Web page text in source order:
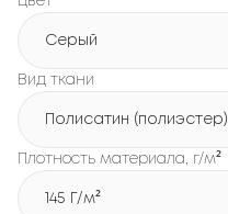
Серый
Вид ткани
Полисатин (полиэстер)
Плотность материала, г/м²
145 Г/м²